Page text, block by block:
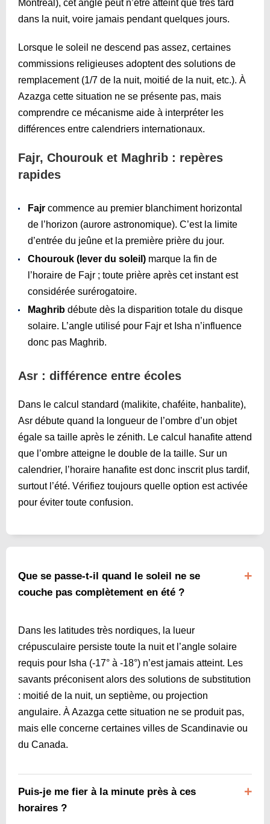
Montréal), cet angle peut n’être atteint que très tard
dans la nuit, voire jamais pendant quelques jours.
Lorsque le soleil ne descend pas assez, certaines
commissions religieuses adoptent des solutions de
remplacement (1/7 de la nuit, moitié de la nuit, etc.). À
Azazga cette situation ne se présente pas, mais
comprendre ce mécanisme aide à interpréter les
différences entre calendriers internationaux.
Fajr, Chourouk et Maghrib : repères
rapides
Fajr commence au premier blanchiment horizontal
de l’horizon (aurore astronomique). C’est la limite
d’entrée du jeûne et la première prière du jour.
Chourouk (lever du soleil) marque la fin de
l’horaire de Fajr ; toute prière après cet instant est
considérée surérogatoire.
Maghrib débute dès la disparition totale du disque
solaire. L’angle utilisé pour Fajr et Isha n’influence
donc pas Maghrib.
Asr : différence entre écoles
Dans le calcul standard (malikite, chaféite, hanbalite),
Asr débute quand la longueur de l’ombre d’un objet
égale sa taille après le zénith. Le calcul hanafite attend
que l’ombre atteigne le double de la taille. Sur un
calendrier, l’horaire hanafite est donc inscrit plus tardif,
surtout l’été. Vérifiez toujours quelle option est activée
pour éviter toute confusion.
Que se passe-t-il quand le soleil ne se
couche pas complètement en été ?
Dans les latitudes très nordiques, la lueur
crépusculaire persiste toute la nuit et l’angle solaire
requis pour Isha (-17° à ‑18°) n’est jamais atteint. Les
savants préconisent alors des solutions de substitution
: moitié de la nuit, un septième, ou projection
angulaire. À Azazga cette situation ne se produit pas,
mais elle concerne certaines villes de Scandinavie ou
du Canada.
Puis-je me fier à la minute près à ces
horaires ?